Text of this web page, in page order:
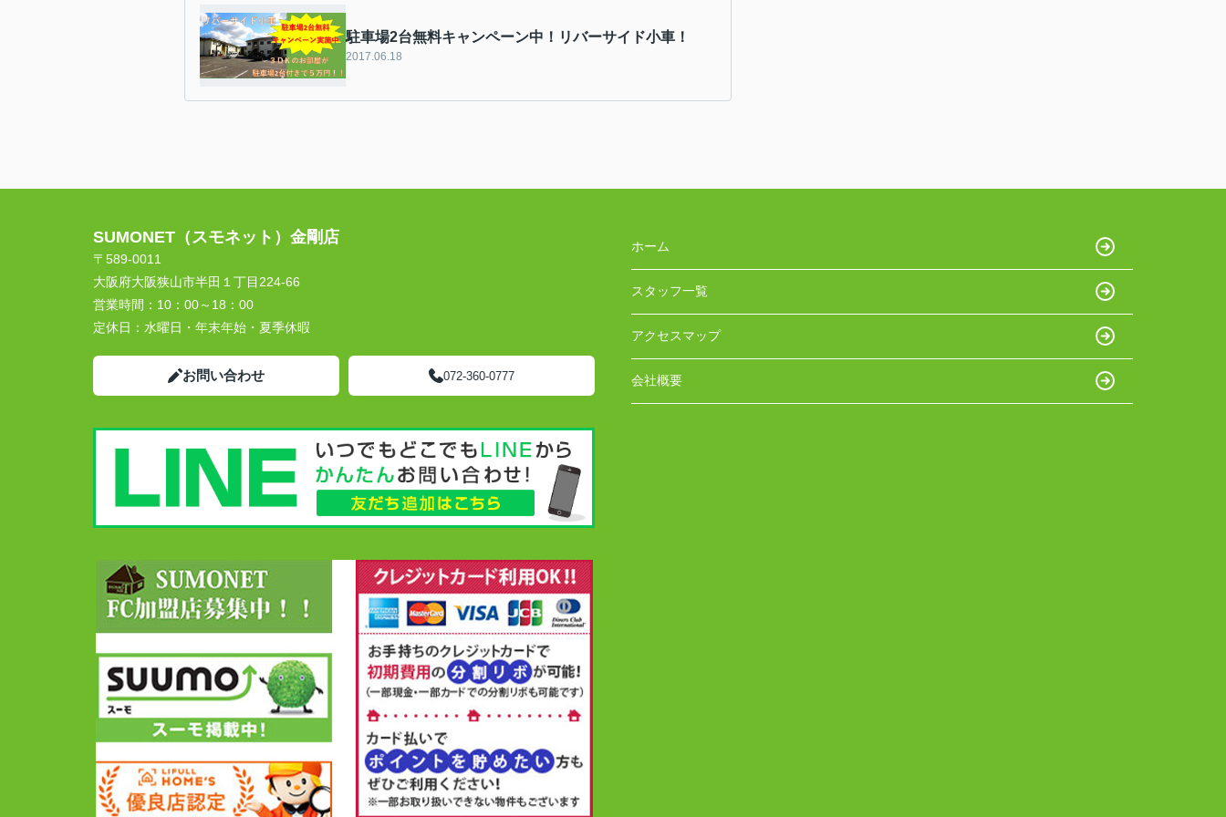
駐車場2台無料キャンペーン中！リバーサイド小車！
2017.06.18
SUMONET（スモネット）金剛店
〒589-0011
大阪府大阪狭山市半田１丁目224-66
営業時間： 10：00～18：00
定休日： 水曜日・年末年始・夏季休暇
お問い合わせ 072-360-0777
ホーム
スタッフ一覧
アクセスマップ
会社概要